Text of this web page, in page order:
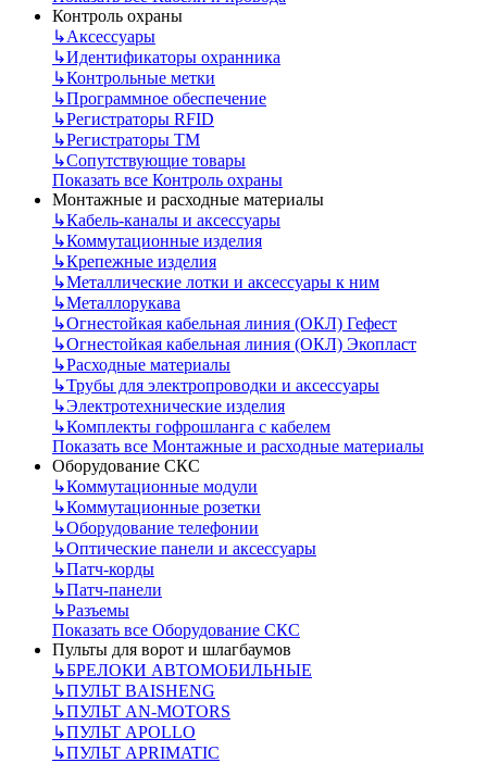
Контроль охраны
↳Аксессуары
↳Идентификаторы охранника
↳Контрольные метки
↳Программное обеспечение
↳Регистраторы RFID
↳Регистраторы ТМ
↳Сопутствующие товары
Показать все Контроль охраны
Монтажные и расходные материалы
↳Кабель-каналы и аксессуары
↳Коммутационные изделия
↳Крепежные изделия
↳Металлические лотки и аксессуары к ним
↳Металлорукава
↳Огнестойкая кабельная линия (ОКЛ) Гефест
↳Огнестойкая кабельная линия (ОКЛ) Экопласт
↳Расходные материалы
↳Трубы для электропроводки и аксессуары
↳Электротехнические изделия
↳Комплекты гофрошланга с кабелем
Показать все Монтажные и расходные материалы
Оборудование СКС
↳Коммутационные модули
↳Коммутационные розетки
↳Оборудование телефонии
↳Оптические панели и аксессуары
↳Патч-корды
↳Патч-панели
↳Разъемы
Показать все Оборудование СКС
Пульты для ворот и шлагбаумов
↳БРЕЛОКИ АВТОМОБИЛЬНЫЕ
↳ПУЛЬТ BAISHENG
↳ПУЛЬТ AN-MOTORS
↳ПУЛЬТ APOLLO
↳ПУЛЬТ APRIMATIC